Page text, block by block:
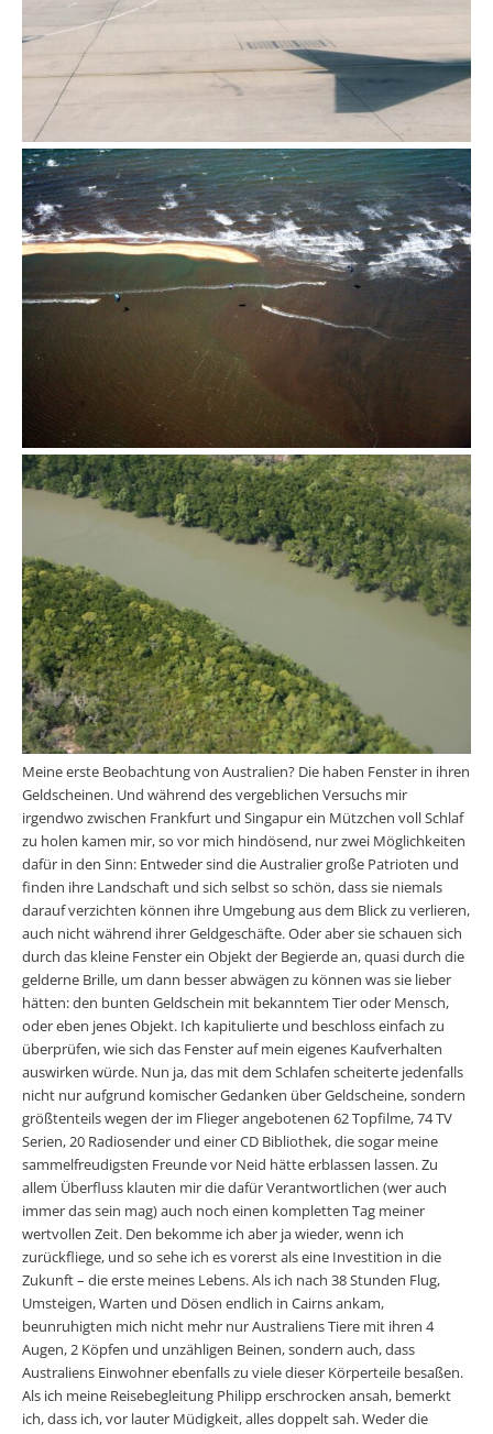
Meine erste Beobachtung von Australien? Die haben Fenster in ihren
Geldscheinen. Und während des vergeblichen Versuchs mir
irgendwo zwischen Frankfurt und Singapur ein Mützchen voll Schlaf
zu holen kamen mir, so vor mich hindösend, nur zwei Möglichkeiten
dafür in den Sinn: Entweder sind die Australier große Patrioten und
finden ihre Landschaft und sich selbst so schön, dass sie niemals
darauf verzichten können ihre Umgebung aus dem Blick zu verlieren,
auch nicht während ihrer Geldgeschäfte. Oder aber sie schauen sich
durch das kleine Fenster ein Objekt der Begierde an, quasi durch die
gelderne Brille, um dann besser abwägen zu können was sie lieber
hätten: den bunten Geldschein mit bekanntem Tier oder Mensch,
oder eben jenes Objekt. Ich kapitulierte und beschloss einfach zu
überprüfen, wie sich das Fenster auf mein eigenes Kaufverhalten
auswirken würde. Nun ja, das mit dem Schlafen scheiterte jedenfalls
nicht nur aufgrund komischer Gedanken über Geldscheine, sondern
größtenteils wegen der im Flieger angebotenen 62 Topfilme, 74 TV
Serien, 20 Radiosender und einer CD Bibliothek, die sogar meine
sammelfreudigsten Freunde vor Neid hätte erblassen lassen. Zu
allem Überfluss klauten mir die dafür Verantwortlichen (wer auch
immer das sein mag) auch noch einen kompletten Tag meiner
wertvollen Zeit. Den bekomme ich aber ja wieder, wenn ich
zurückfliege, und so sehe ich es vorerst als eine Investition in die
Zukunft – die erste meines Lebens. Als ich nach 38 Stunden Flug,
Umsteigen, Warten und Dösen endlich in Cairns ankam,
beunruhigten mich nicht mehr nur Australiens Tiere mit ihren 4
Augen, 2 Köpfen und unzähligen Beinen, sondern auch, dass
Australiens Einwohner ebenfalls zu viele dieser Körperteile besaßen.
Als ich meine Reisebegleitung Philipp erschrocken ansah, bemerkt
ich, dass ich, vor lauter Müdigkeit, alles doppelt sah. Weder die